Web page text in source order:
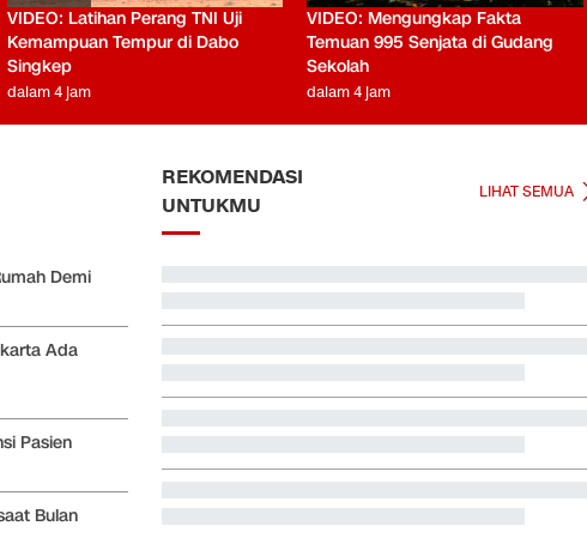
VIDEO: Latihan Perang TNI Uji
Kemampuan Tempur di Dabo
Singkep
dalam 4 jam
VIDEO: Mengungkap Fakta
Temuan 995 Senjata di Gudang
Sekolah
dalam 4 jam
Demi
Ada
Pasien
Bulan
REKOMENDASI
UNTUKMU
LIHAT SEMUA
Video Mesum 'Yang Wis Yang' Banyuwangi, Pemeran
Pegawai RSUD di Tasikmalaya yang Cibir Pasien BPJS
Iran Ancam Bikin Negara-negara Teluk Gelap Gulita
Kata Mabes TNI soal Sertifikat Pramuka Bisa Daftar
TNI-Polri Tanpa Tes